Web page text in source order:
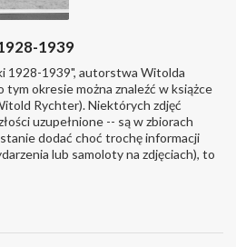
1939
1928-1939", autorstwa Witolda
tym okresie można znaleźć w książce
Rychter). Niektórych zdjęć
uzupełnione -- są w zbiorach
dodać choć trochę informacji
lub samoloty na zdjęciach), to